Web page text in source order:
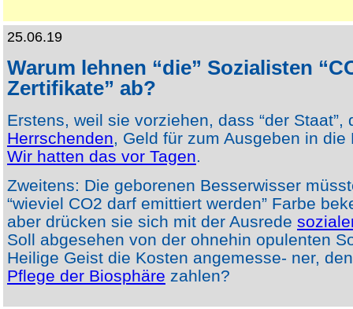
25.06.19
Warum lehnen “die” Sozialisten
Zertifikate” ab?
Erstens, weil sie vorziehen, dass “der Staat”,
Herrschenden, Geld für zum Ausgeben in die
Wir hatten das vor Tagen.
Zweitens: Die geborenen Besserwisser
“wieviel CO2 darf emittiert werden” Farbe
aber drücken sie sich mit der Ausrede
Soll abgesehen von der ohnehin opulenten
Heilige Geist die Kosten angemesse- ner,
Pflege der Biosphäre zahlen?